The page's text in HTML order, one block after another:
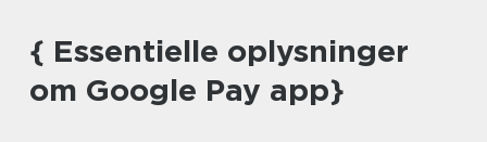
{ Essentielle oplysninger
om Google Pay app}